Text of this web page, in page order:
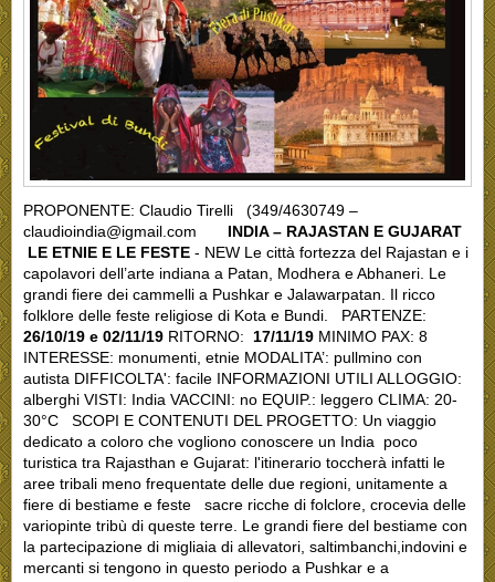
PROPONENTE: Claudio Tirelli (349/4630749 –
claudioindia@igmail.com INDIA – RAJASTAN E GUJARAT
LE ETNIE E LE FESTE - NEW Le città fortezza del Rajastan e i
capolavori dell’arte indiana a Patan, Modhera e Abhaneri. Le
grandi fiere dei cammelli a Pushkar e Jalawarpatan. Il ricco
folklore delle feste religiose di Kota e Bundi. PARTENZE:
26/10/19 e 02/11/19 RITORNO: 17/11/19 MINIMO PAX: 8
INTERESSE: monumenti, etnie MODALITA’: pullmino con
autista DIFFICOLTA': facile INFORMAZIONI UTILI ALLOGGIO:
alberghi VISTI: India VACCINI: no EQUIP.: leggero CLIMA: 20-
30°C SCOPI E CONTENUTI DEL PROGETTO: Un viaggio
dedicato a coloro che vogliono conoscere un India poco
turistica tra Rajasthan e Gujarat: l'itinerario toccherà infatti le
aree tribali meno frequentate delle due regioni, unitamente a
fiere di bestiame e feste sacre ricche di folclore, crocevia delle
variopinte tribù di queste terre. Le grandi fiere del bestiame con
la partecipazione di migliaia di allevatori, saltimbanchi,indovini e
mercanti si tengono in questo periodo a Pushkar e a